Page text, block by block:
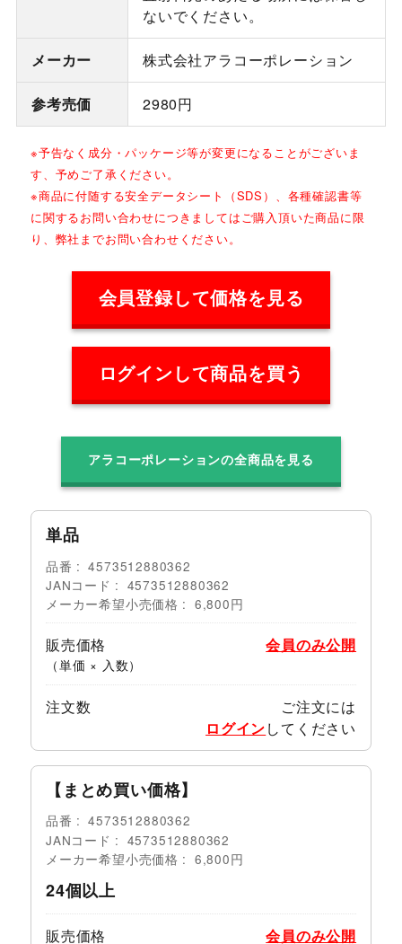
ないでください。
メーカー 株式会社アラコーポレーション
参考売価 2980円
※予告なく成分・パッケージ等が変更になることがございま
す、予めご了承ください。
※商品に付随する安全データシート（SDS）、各種確認書等
に関するお問い合わせにつきましてはご購入頂いた商品に限
り、弊社までお問い合わせください。
会員登録して価格を見る
ログインして商品を買う
アラコーポレーションの全商品を見る
単品
品番
4573512880362
JANコード
4573512880362
メーカー希望小売価格
6,800円
販売価格
（単価 × 入数）
会員のみ公開
注文数
ご注文には
ログインしてください
【まとめ買い価格】
品番
4573512880362
JANコード
4573512880362
メーカー希望小売価格
6,800円
24個以上
販売価格 会員のみ公開